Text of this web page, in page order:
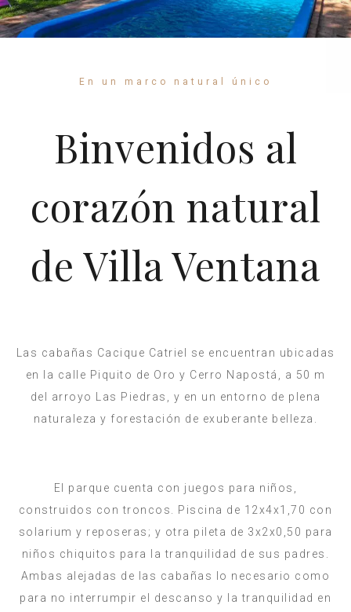
En un marco natural único
Binvenidos al
corazón natural
de Villa Ventana
Las cabañas Cacique Catriel se encuentran ubicadas
en la calle Piquito de Oro y Cerro Napostá, a 50 m
del arroyo Las Piedras, y en un entorno de plena
naturaleza y forestación de exuberante belleza.
El parque cuenta con juegos para niños,
construidos con troncos. Piscina de 12x4x1,70 con
solarium y reposeras; y otra pileta de 3x2x0,50 para
niños chiquitos para la tranquilidad de sus padres.
Ambas alejadas de las cabañas lo necesario como
para no interrumpir el descanso y la tranquilidad en